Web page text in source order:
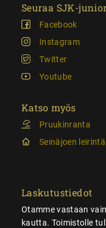
Seuraa SJK-
Facebook
Instagram
Twitter
Youtube
Katso myös
Pruukinranta
Seinäjoen
Laskutustiedot
Otamme vastaan
kautta. Toimistolle